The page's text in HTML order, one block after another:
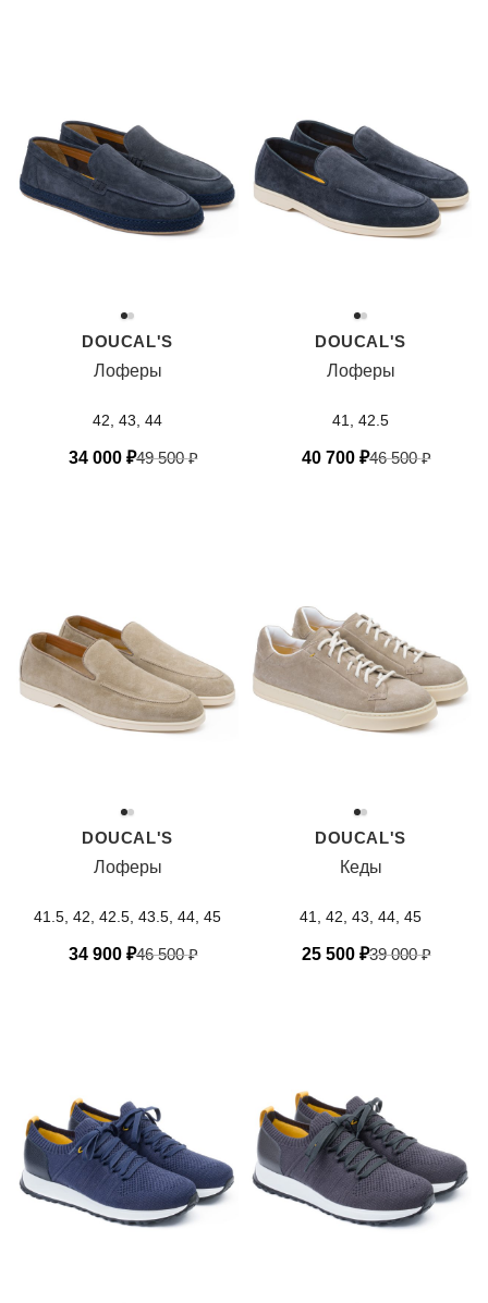
DOUCAL'S
Лоферы
42, 43, 44
34 000 ₽49 500₽
DOUCAL'S
Лоферы
41, 42.5
40 700 ₽46 500₽
DOUCAL'S
Лоферы
41.5, 42, 42.5, 43.5, 44, 45
34 900 ₽46 500₽
DOUCAL'S
Кеды
41, 42, 43, 44, 45
25 500 ₽39 000₽